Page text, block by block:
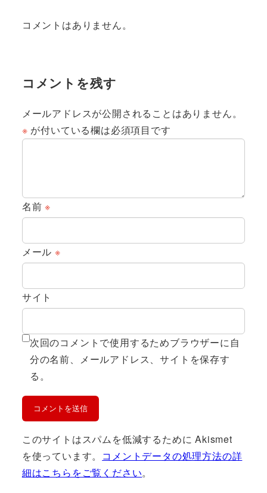
コメントはありません。
コメントを残す
メールアドレスが公開されることはありません。
※ が付いている欄は必須項目です
名前※
メール ※
サイト
次回のコメントで使用するためブラウザーに自
分の名前、メールアドレス、サイトを保存す
る。
このサイトはスパムを低減するために Akismet
を使っています。 コメントデータの処理方法の詳
細はこちらをご覧ください。